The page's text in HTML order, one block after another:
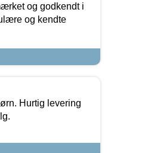
og godkendt i
og kendte
Hurtig levering